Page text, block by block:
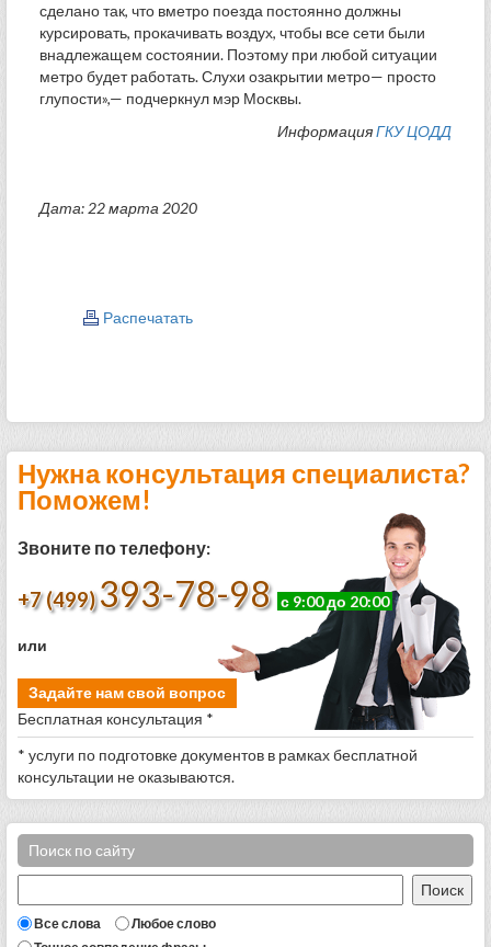
сделано так, что вметро поезда постоянно должны
курсировать, прокачивать воздух, чтобы все сети были
внадлежащем состоянии. Поэтому при любой ситуации
метро будет работать. Слухи озакрытии метро— просто
глупости»,— подчеркнул мэр Москвы.
ИнформацияГКУ ЦОДД
Дата: 22 марта 2020
Распечатать
Нужна консультация специалиста?
Поможем!
Звоните по телефону:
+7 (499) 393-78-98 с 9:00 до 20:00
или
Задайте нам свой вопрос
Бесплатная консультация *
* услуги по подготовке документов в рамках бесплатной
консультации не оказываются.
Поиск по сайту
Все слова
Любое слово